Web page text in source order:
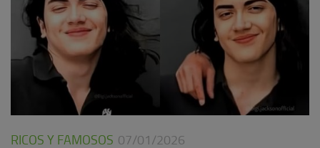
RICOS Y FAMOSOS 07/01/2026